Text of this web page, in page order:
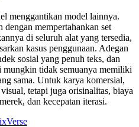
menggantikan model lainnya.
mempertahankan set
di seluruh alat yang tersedia,
kasus penggunaan. Adegan
sosial yang penuh teks, dan
mungkin tidak semuanya memiliki
sama. Untuk karya komersial,
tetapi juga orisinalitas, biaya
dan kecepatan iterasi.